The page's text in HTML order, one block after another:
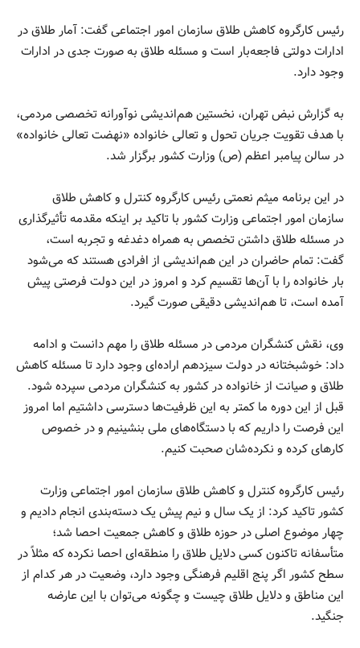
رئیس کارگروه کاهش طلاق سازمان امور اجتماعی گفت: آمار طلاق در
ادارات دولتی فاجعه‌بار است و مسئله طلاق به صورت جدی در ادارات
وجود دارد.
به گزارش نبض تهران، نخستین هم‌اندیشی نوآورانه تخصصی مردمی،
با هدف تقویت جریان تحول و تعالی خانواده «نهضت تعالی خانواده»
در سالن پیامبر اعظم (ص) وزارت کشور برگزار شد.
در این برنامه میثم نعمتی رئیس کارگروه کنترل و کاهش طلاق
سازمان امور اجتماعی وزارت کشور با تاکید بر اینکه مقدمه تأثیرگذاری
در مسئله طلاق داشتن تخصص به همراه دغدغه و تجربه است،
گفت: تمام حاضران در این هم‌اندیشی از افرادی هستند که می‌شود
بار خانواده را با آن‌ها تقسیم کرد و امروز در این دولت فرصتی پیش
آمده است، تا هم‌اندیشی دقیقی صورت گیرد.
وی، نقش کنشگران مردمی در مسئله طلاق را مهم دانست و ادامه
داد: خوشبختانه در دولت سیزدهم اراده‌ای وجود دارد تا مسئله کاهش
طلاق و صیانت از خانواده در کشور به کنشگران مردمی سپرده شود.
قبل از این دوره ما کمتر به این ظرفیت‌ها دسترسی داشتیم اما امروز
این فرصت را داریم که با دستگاه‌های ملی بنشینیم و در خصوص
کارهای کرده و نکرده‌شان صحبت کنیم.
رئیس کارگروه کنترل و کاهش طلاق سازمان امور اجتماعی وزارت
کشور تاکید کرد: از یک سال و نیم پیش یک دسته‌بندی انجام دادیم و
چهار موضوع اصلی در حوزه طلاق و کاهش جمعیت احصا شد؛
متأسفانه تاکنون کسی دلایل طلاق را منطقه‌ای احصا نکرده که مثلاً در
سطح کشور اگر پنج اقلیم فرهنگی وجود دارد، وضعیت در هر کدام از
این مناطق و دلایل طلاق چیست و چگونه می‌توان با این عارضه
جنگید.